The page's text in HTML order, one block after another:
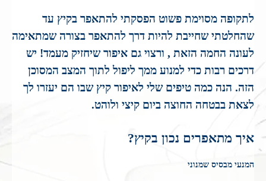
לתקופה מסוימת פשוט הפסקתי להתאפר בקיץ עד
שהחלטתי שחייבת להיות דרך להתאפר בצורה שמתאימה
לעונה החמה הזאת , ורצוי גם איפור שיחזיק מעמד! יש
דרכים רבות כדי למנוע ממך ליפול לתוך המצב המסוכן
הזה. הנה כמה טיפים שלי לאיפור קיץ שבו הם יעזרו לך
לצאת בבטחה החוצה ביום קיצי ולוהט.
איך מתאפרים נכון בקיץ?
המנעי מבסיס שמנוני